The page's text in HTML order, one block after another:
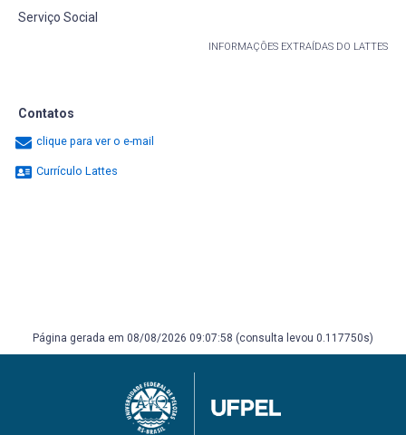
Serviço Social
INFORMAÇÕES EXTRAÍDAS DO LATTES
Contatos
clique para ver o e-mail
Currículo Lattes
Página gerada em 08/08/2026 09:07:58 (consulta levou 0.117750s)